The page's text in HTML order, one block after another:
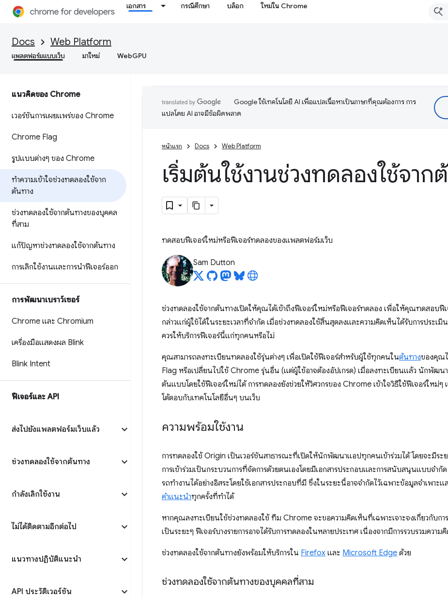
เอกสาร กรณีศึกษา บล็อก ใหม่ใน Chrome
Docs Web Platform
แพลตฟอร์มแบบเว็บ มาใหม่ WebGPU
แนวคิดของ Chrome
เวอร์ชันการเผยแพร่ของ Chrome
Chrome Flag
รูปแบบต่างๆ ของ Chrome
ทําความเข้าใจช่วงทดลองใช้จาก
ต้นทาง
ช่วงทดลองใช้จากต้นทางของบุคคล
ที่สาม
แก้ปัญหาช่วงทดลองใช้จากต้นทาง
การเลิกใช้งานและการนำฟีเจอร์ออก
การพัฒนาเบราว์เซอร์
Chrome และ Chromium
เครื่องมือแสดงผล Blink
Blink Intent
ฟีเจอร์และ API
ส่งไปยังแพลตฟอร์มเว็บแล้ว
ช่วงทดลองใช้จากต้นทาง
กำลังเลิกใช้งาน
ไม่ได้ติดตามอีกต่อไป
แนวทางปฏิบัติแนะนำ
API ประวัติเวอร์ชัน
Google ใช้เทคโนโลยี AI เพื่อแปลเนื้อหาเป็นภาษาที่คุณต้องการ การ
แปลโดย AI อาจมีข้อผิดพลาด
หน้าแรก Docs Web Platform
เริ่มต้นใช้งานช่วงทดลองใช้จาก
ทดสอบฟีเจอร์ใหม่หรือฟีเจอร์ทดลองของแพลตฟอร์มเว็บ
Sam Dutton
ช่วงทดลองใช้จากต้นทางเปิดให้คุณได้เข้าถึงฟีเจอร์ใหม่หรือฟีเจอร์ทดลอง เพื่อให้คุณทดสอบฟี
กล่าวแก่ผู้ใช้ได้ในระยะเวลาที่จำกัด เมื่อช่วงทดลองใช้สิ้นสุดลงและความคิดเห็นได้รับการประเ
ควรให้บริการฟีเจอร์นี้แก่ทุกคนหรือไม่
คุณสามารถลงทะเบียนทดลองใช้รุ่นต่างๆ เพื่อเปิดใช้ฟีเจอร์สำหรับผู้ใช้ทุกคนในต้นทางของคุณ
Flag หรือเปลี่ยนไปใช้ Chrome รุ่นอื่น (แต่ผู้ใช้อาจต้องอัปเกรด) เมื่อลงทะเบียนแล้ว นักพัฒนา
ต้นแบบโดยใช้ฟีเจอร์ใหม่ได้ การทดลองยังช่วยให้วิศวกรของ Chrome เข้าใจวิธีใช้ฟีเจอร์ใหม่ๆ
โต้ตอบกับเทคโนโลยีอื่นๆ บนเว็บ
ความพร้อมใช้งาน
การทดลองใช้ Origin เป็นเวอร์ชันสาธารณะที่เปิดให้นักพัฒนาแอปทุกคนเข้าร่วมได้ โดยจะมีระย
การเข้าร่วมเป็นกระบวนการที่จัดการด้วยตนเองโดยมีเอกสารประกอบและการสนับสนุนแบบจํากัด
รถทํางานได้อย่างอิสระโดยใช้เอกสารประกอบที่มี ซึ่งในระยะนี้อาจจํากัดไว้เฉพาะข้อมูลจำเพาะแ
คำแนะนำทุกครั้งที่ทำได้
หากคุณลงทะเบียนใช้ช่วงทดลองใช้ ทีม Chrome จะขอความคิดเห็นที่เฉพาะเจาะจงเกี่ยวกับก
เป็นระยะๆ ฟีเจอร์บางรายการอาจได้รับการทดลองในหลายประเทศ เนื่องจากมีการรวบรวมควา
ช่วงทดลองใช้จากต้นทางยังพร้อมให้บริการใน Firefox และ Microsoft Edge ด้วย
ช่วงทดลองใช้จากต้นทางของบุคคลที่สาม